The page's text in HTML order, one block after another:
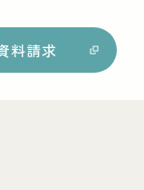
料請求